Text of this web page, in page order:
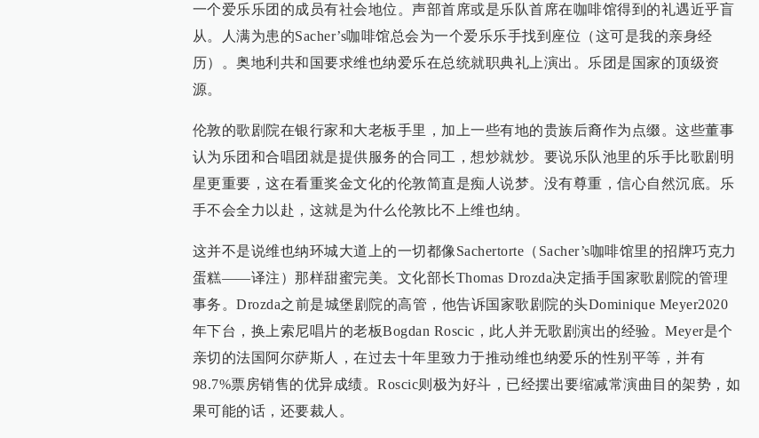
一个爱乐乐团的成员有社会地位。声部首席或是乐队首席在咖啡馆得到的礼遇近乎盲
从。人满为患的Sacher’s咖啡馆总会为一个爱乐乐手找到座位（这可是我的亲身经
历）。奥地利共和国要求维也纳爱乐在总统就职典礼上演出。乐团是国家的顶级资
源。
伦敦的歌剧院在银行家和大老板手里，加上一些有地的贵族后裔作为点缀。这些董事
认为乐团和合唱团就是提供服务的合同工，想炒就炒。要说乐队池里的乐手比歌剧明
星更重要，这在看重奖金文化的伦敦简直是痴人说梦。没有尊重，信心自然沉底。乐
手不会全力以赴，这就是为什么伦敦比不上维也纳。
这并不是说维也纳环城大道上的一切都像Sachertorte（Sacher’s咖啡馆里的招牌巧克力
蛋糕——译注）那样甜蜜完美。文化部长Thomas Drozda决定插手国家歌剧院的管理
事务。Drozda之前是城堡剧院的高管，他告诉国家歌剧院的头Dominique Meyer2020
年下台，换上索尼唱片的老板Bogdan Roscic，此人并无歌剧演出的经验。Meyer是个
亲切的法国阿尔萨斯人，在过去十年里致力于推动维也纳爱乐的性别平等，并有
98.7%票房销售的优异成绩。Roscic则极为好斗，已经摆出要缩减常演曲目的架势，如
果可能的话，还要裁人。